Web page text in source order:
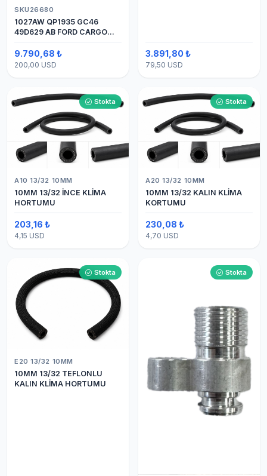
SKU26680
1027AW QP1935 GC46
49D629 AB FORD CARGO
24V 8PK ÜSTTEN ÇIKIŞ
4142 (SANDEN) KLİMA
KOMPRESÖRÜ 7H15
9.790,68 ₺
200,00 USD
3.891,80 ₺
79,50 USD
Stokta
A10 13/32 10MM
10MM 13/32 İNCE KLİMA
HORTUMU
203,16 ₺
4,15 USD
Stokta
A20 13/32 10MM
10MM 13/32 KALIN KLİMA
KORTUMU
230,08 ₺
4,70 USD
Stokta
E20 13/32 10MM
10MM 13/32 TEFLONLU
KALIN KLİMA HORTUMU
Stokta